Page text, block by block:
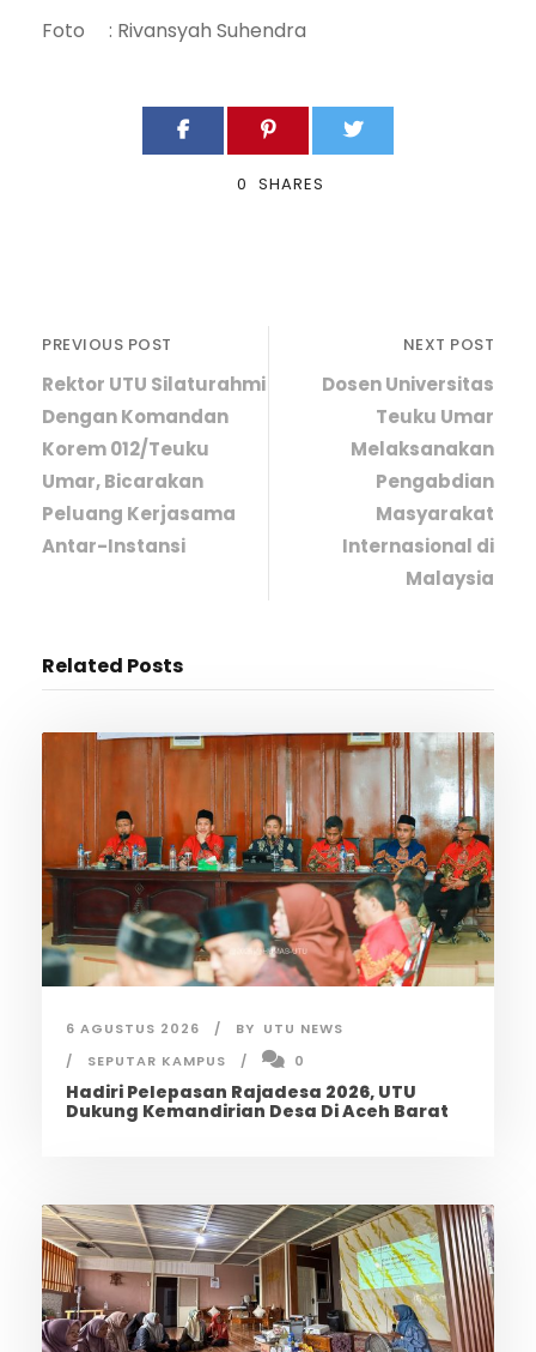
Foto : Rivansyah Suhendra
0 SHARES
PREVIOUS POST
Rektor UTU Silaturahmi
Dengan Komandan
Korem 012/Teuku
Umar, Bicarakan
Peluang Kerjasama
Antar-Instansi
NEXT POST
Dosen Universitas
Teuku Umar
Melaksanakan
Pengabdian
Masyarakat
Internasional di
Malaysia
Related Posts
6 AGUSTUS 2026 BY UTU NEWS
SEPUTAR KAMPUS
0
Hadiri Pelepasan Rajadesa 2026, UTU
Dukung Kemandirian Desa Di Aceh Barat